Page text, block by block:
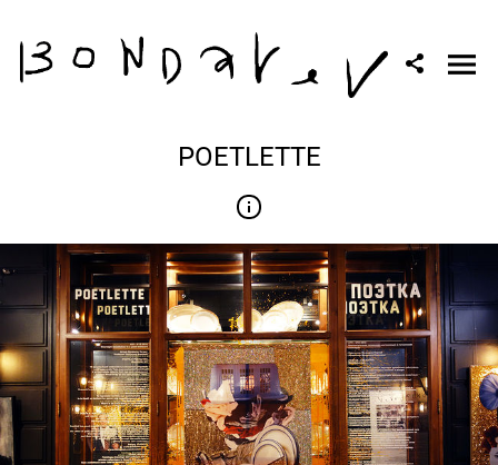
POETLETTE